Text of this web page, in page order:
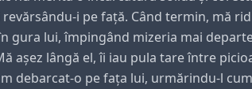
i pe față. Când termin, mă
gura lui, împingând mizeria mai
așez lângă el, îi iau pula tare între
debarcat-o pe fața lui, urmărindu-l